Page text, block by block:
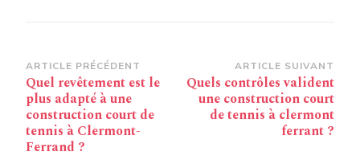
Navigation
d’article
ARTICLE PRÉCÉDENT
Quel revêtement est le
plus adapté à une
construction court de
tennis à Clermont-
Ferrand ?
ARTICLE SUIVANT
Quels contrôles valident
une construction court
de tennis à clermont
ferrant ?